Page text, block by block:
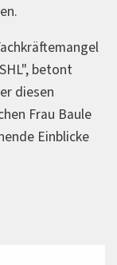
betont
diesen
Frau Baule
Einblicke